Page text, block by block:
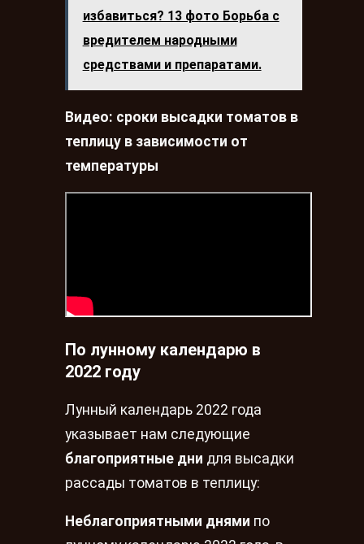
избавиться? 13 фото Борьба с
вредителем народными
средствами и препаратами.
Видео: сроки высадки томатов в
теплицу в зависимости от
температуры
По лунному календарю в
2022 году
Лунный календарь 2022 года
указывает нам следующие
благоприятные дни для высадки
рассады томатов в теплицу:
Неблагоприятными днями по